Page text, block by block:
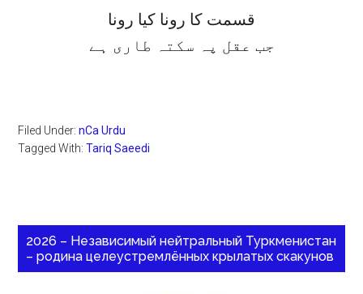
قسمت کا رونا کیا رونا
جب عقل پہ سکتہ طاری ہے
Filed Under:nCa Urdu
Tagged With:Tariq Saeedi
2026 – Независимый нейтральный Туркменистан
– родина целеустремлённых крылатых скакунов